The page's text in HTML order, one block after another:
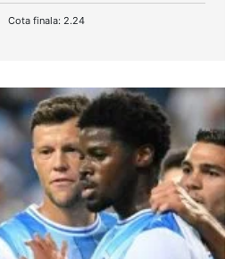
Cota finala: 2.24